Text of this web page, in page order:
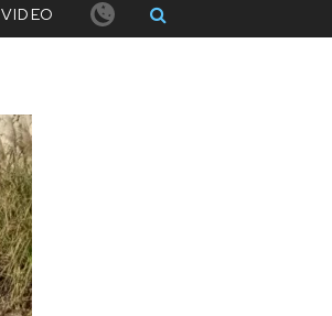
VIDEO